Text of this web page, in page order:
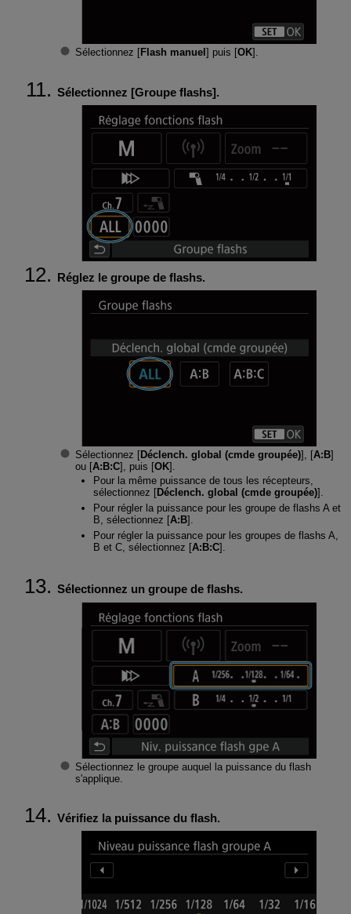
Sélectionnez [Flash manuel ] puis [OK].
Sélectionnez [Groupe flashs].
Réglez le groupe de flashs.
Sélectionnez [Déclench. global (cmde groupée)], [A:B]
ou [A:B:C], puis [OK].
Pour la même puissance de tous les récepteurs,
sélectionnez [Déclench. global (cmde groupée)].
Pour régler la puissance pour les groupe de flashs A et
B, sélectionnez [A:B].
Pour régler la puissance pour les groupes de flashs A,
B et C, sélectionnez [A:B:C].
Sélectionnez un groupe de flashs.
Sélectionnez le groupe auquel la puissance du flash
s'applique.
Vérifiez la puissance du flash.